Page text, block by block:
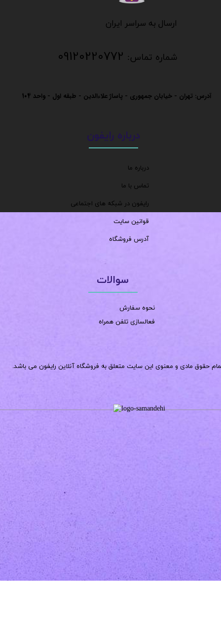
​​​​​​ارسال به سراسر ایران
شماره تماس: 09120220772
آدرس: تهران - خیابان جمهوری - پاساژ علاءالدین - طبقه اول - واحد 104
سوالات
نحوه سفارش
فعالسازی تلفن همراه
حقوق مادی و معنوی این سایت متعلق به فروشگاه آنلاین رایفون می باشد.
درباره رایفون
درباره ما
تماس با ما
رایفون در شبکه های اجتماعی
قوانین سایت
آدرس فروشگاه